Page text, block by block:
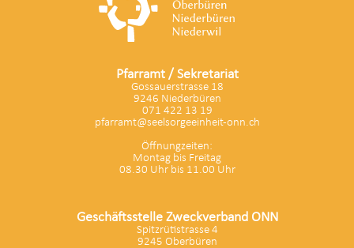
Pfarramt / Sekretariat
Gossauerstrasse 18
9246 Niederbüren
071 422 13 19
pfarramt@seelsorgeeinheit-onn.ch
Öffnungzeiten:
Montag bis Freitag
08.30 Uhr bis 11.00 Uhr
Geschäftsstelle Zweckverband ONN
Spitzrütistrasse 4
9245 Oberbüren